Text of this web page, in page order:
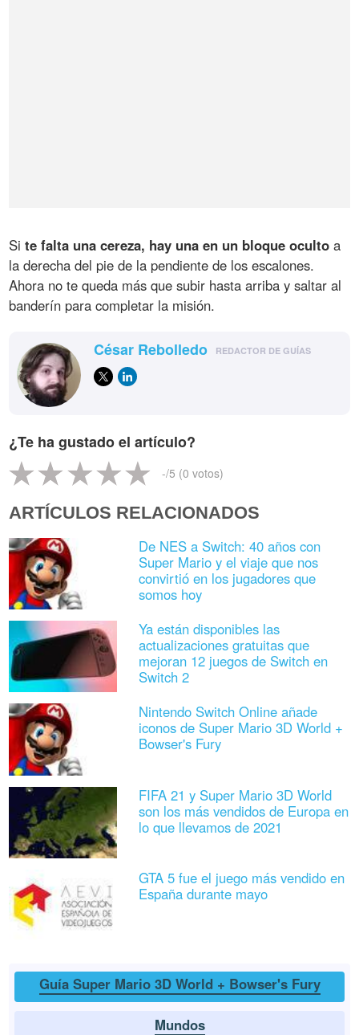
Site falta una cereza, hay una en un bloque oculto a
la derecha del pie de la pendiente de los escalones.
Ahora no te queda más que subir hasta arriba y saltar al
banderín para completar la misión.
César Rebolledo REDACTOR DE GUÍAS
¿Te ha gustado el artículo?
-/5 (0 votos)
ARTÍCULOS RELACIONADOS
De NES a Switch: 40 años con
Super Mario y el viaje que nos
convirtió en los jugadores que
somos hoy
Ya están disponibles las
actualizaciones gratuitas que
mejoran 12 juegos de Switch en
Switch 2
Nintendo Switch Online añade
iconos de Super Mario 3D World +
Bowser's Fury
FIFA 21 y Super Mario 3D World
son los más vendidos de Europa en
lo que llevamos de 2021
GTA 5 fue el juego más vendido en
España durante mayo
Guía Super Mario 3D World + Bowser's Fury
Mundos